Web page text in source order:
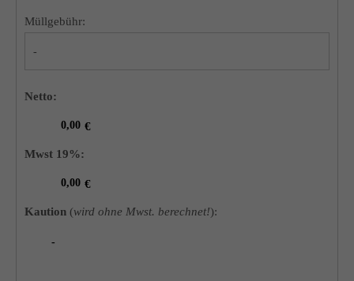
Müllgebühr:
Netto:
Mwst 19%:
Kaution (wird ohne Mwst. berechnet!):